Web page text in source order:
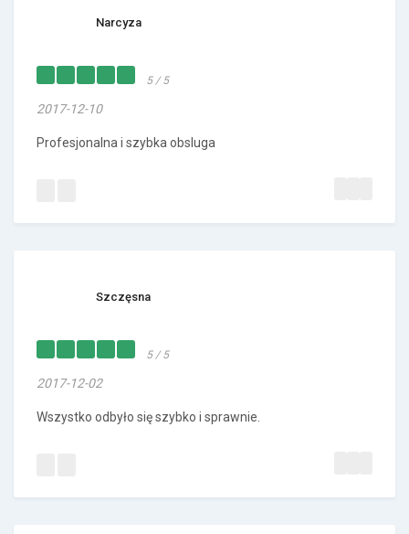
Narcyza
5 / 5
2017-12-10
Profesjonalna i szybka obsluga
Szczęsna
5 / 5
2017-12-02
Wszystko odbyło się szybko i sprawnie.